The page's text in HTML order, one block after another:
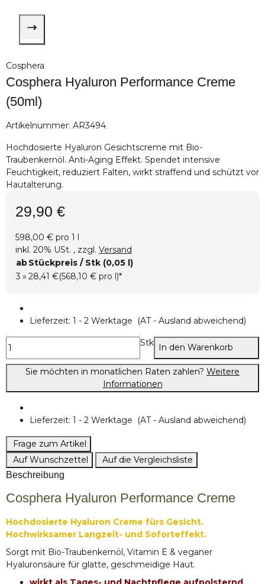
Cosphera
Cosphera Hyaluron Performance Creme
(50ml)
Artikelnummer: AR3494
Hochdosierte Hyaluron Gesichtscreme mit Bio-
Traubenkernöl. Anti-Aging Effekt. Spendet intensive
Feuchtigkeit, reduziert Falten, wirkt straffend und schützt vor
Hautalterung.
29,90 €
598,00 € pro 1 l
inkl. 20% USt. , zzgl. Versand
abStückpreis / Stk (0,05 l)
3 » 28,41 €(568,10 € pro l)*
Lieferzeit: 1 - 2 Werktage (AT - Ausland abweichend)
Stk In den Warenkorb
Sie möchten in monatlichen Raten zahlen? Weitere
Informationen
Lieferzeit: 1 - 2 Werktage (AT - Ausland abweichend)
Frage zum Artikel
Auf Wunschzettel
Auf die Vergleichsliste
Beschreibung
Cosphera Hyaluron Performance Creme
Hochdosierte Hyaluron Creme fürs Gesicht.
Hochwirksamer Langzeit- und Soforteffekt.
Sorgt mit Bio-Traubenkernöl, Vitamin E & veganer
Hyaluronsäure für glatte, geschmeidige Haut.